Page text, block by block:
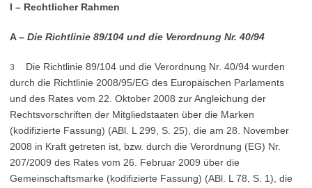
I – Rechtlicher Rahmen
A – Die Richtlinie 89/104 und die Verordnung Nr. 40/94
3
Die Richtlinie 89/104 und die Verordnung Nr. 40/94 wurden
durch die Richtlinie 2008/95/EG des Europäischen Parlaments
und des Rates vom 22. Oktober 2008 zur Angleichung der
Rechtsvorschriften der Mitgliedstaaten über die Marken
(kodifizierte Fassung) (ABl. L 299, S. 25), die am 28. November
2008 in Kraft getreten ist, bzw. durch die Verordnung (EG) Nr.
207/2009 des Rates vom 26. Februar 2009 über die
Gemeinschaftsmarke (kodifizierte Fassung) (ABl. L 78, S. 1), die